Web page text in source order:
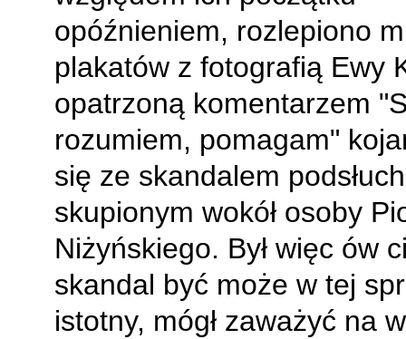
opóźnieniem, rozlepiono
plakatów z fotografią Ewy
opatrzoną komentarzem
rozumiem, pomagam"
się ze skandalem
skupionym wokół osoby
Niżyńskiego. Był więc ów
skandal być może w tej
istotny, mógł zaważyć na